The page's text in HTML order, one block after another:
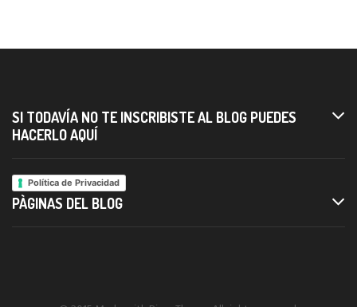
SI TODAVÍA NO TE INSCRIBISTE AL BLOG PUEDES
HACERLO AQUÍ
Política de Privacidad
PÀGINAS DEL BLOG